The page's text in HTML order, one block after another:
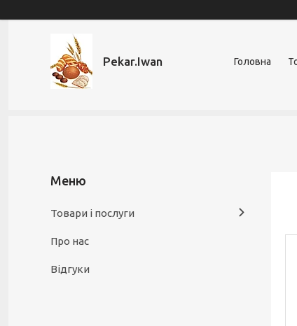
Pekar.Iwan Головна
Товари і послуги
Про нас
Відгуки